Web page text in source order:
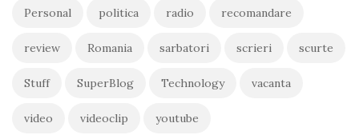
Personal politica radio recomandare
review Romania sarbatori scrieri scurte
Stuff SuperBlog Technology vacanta
video videoclip youtube